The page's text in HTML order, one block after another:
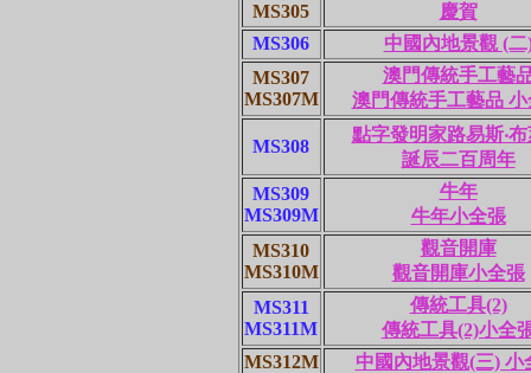
MS305
慶賀
MS306
中國內地景觀 (二
MS307
MS307M
澳門傳統手工藝
澳門傳統手工藝品 小
MS308
點字發明家路易斯‧
誕辰二百周年
MS309
MS309M
牛年
牛年小全張
MS310
MS310M
觀音開庫
觀音開庫小全張
MS311
MS311M
傳統工具(2)
傳統工具(2)小全
MS312M
中國內地景觀(三) 小